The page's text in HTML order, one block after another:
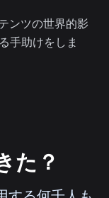
ンツの世界的影
手助けをしま
た？